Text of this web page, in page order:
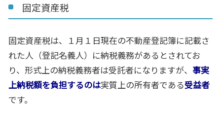
固定資産税
固定資産税は、１月１日現在の不動産登記簿に記載さ
れた人（登記名義人）に納税義務があるとされてお
り、形式上の納税義務者は受託者になりますが、 事実
上納税額を負担するのは実質上の所有者である受益者
です。